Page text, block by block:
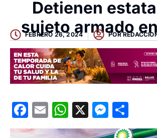
Detienen
sujeto armado
FEBRERO 26, 2024 POR
Facebook
EmailWhatsApp
X